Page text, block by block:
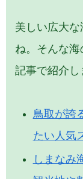
美しい広大
ね。そんな
記事で紹介し
鳥取が誇
たい人気
しまなみ